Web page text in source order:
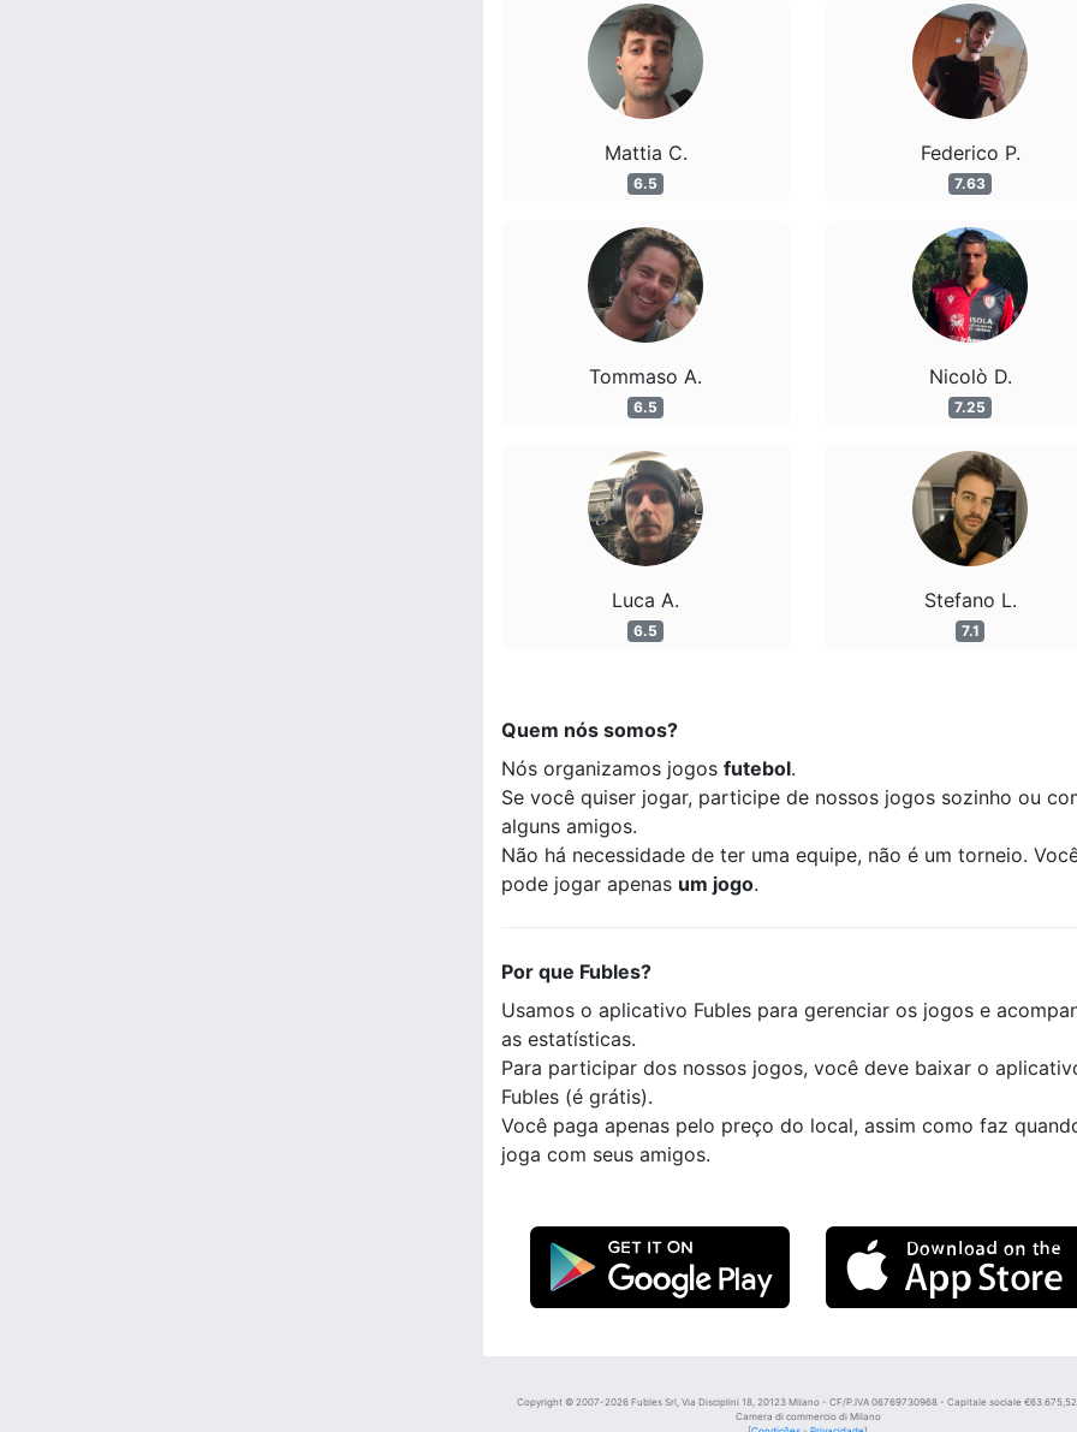
Mattia C.
6.5
Tommaso A.
6.5
Luca A.
6.5
Federico P.
7.63
Nicolò D.
7.25
Stefano L.
7.1
Quem nós somos?
Nós organizamos jogos futebol.
Se você quiser jogar, participe de nossos jogos sozinho ou
alguns amigos.
Não há necessidade de ter uma equipe, não é um torneio.
pode jogar apenas um jogo.
Por que Fubles?
Usamos o aplicativo Fubles para gerenciar os jogos e
as estatísticas.
Para participar dos nossos jogos, você deve baixar o
Fubles (é grátis).
Você paga apenas pelo preço do local, assim como faz
joga com seus amigos.
Copyright © 2007-2026 Fubles Srl, Via Disciplini 18, 20123 Milano - CF/P.IVA 06769730968 - Capitale sociale
Camera di commercio di Milano